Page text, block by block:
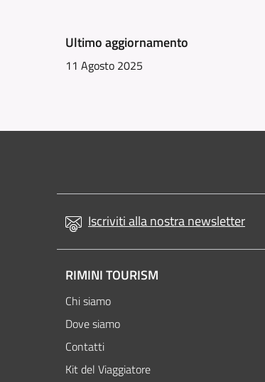
Ultimo aggiornamento
11 Agosto 2025
Iscriviti alla nostra newsletter
RIMINI TOURISM
Chi siamo
Dove siamo
Contatti
Kit del Viaggiatore